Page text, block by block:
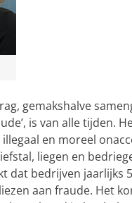
gemakshalve
is van alle tijden.
en moreel
liegen en
dat bedrijven jaarlijks
aan fraude. Het